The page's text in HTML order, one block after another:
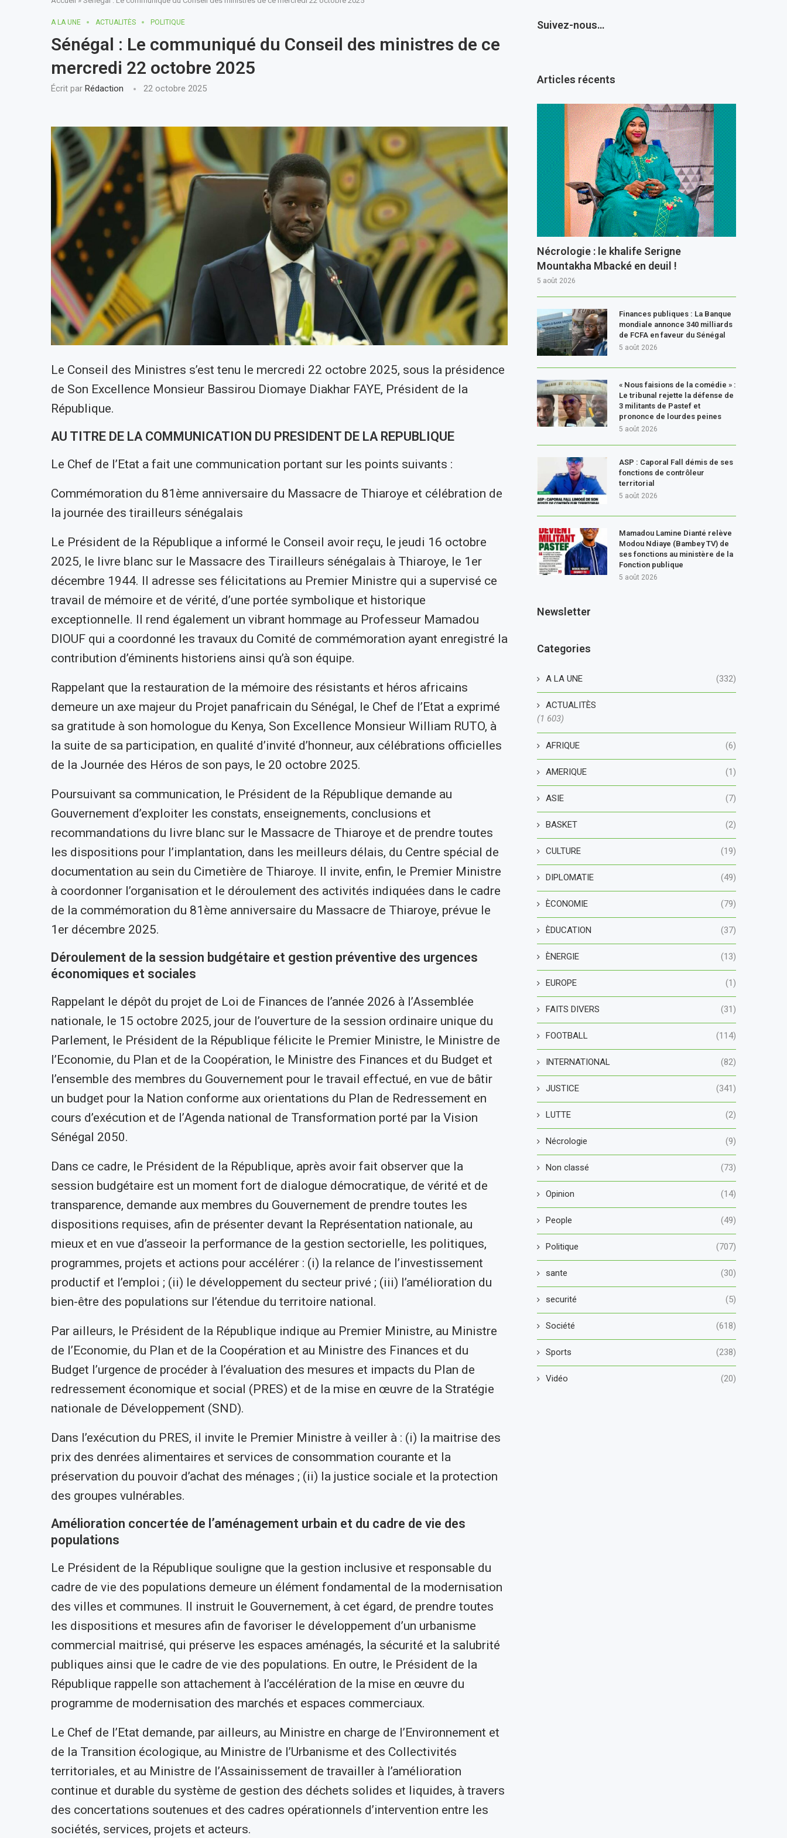
A LA UNE ACTUALITÈS POLITIQUE
Sénégal : Le communiqué du Conseil des ministres de ce
mercredi 22 octobre 2025
Écrit par Rédaction 22 octobre 2025
Le Conseil des Ministres s’est tenu le mercredi 22 octobre 2025, sous la présidence
de Son Excellence Monsieur Bassirou Diomaye Diakhar FAYE, Président de la
République.
AU TITRE DE LA COMMUNICATION DU PRESIDENT DE LA REPUBLIQUE
Le Chef de l’Etat a fait une communication portant sur les points suivants :
Commémoration du 81ème anniversaire du Massacre de Thiaroye et célébration de
la journée des tirailleurs sénégalais
Le Président de la République a informé le Conseil avoir reçu, le jeudi 16 octobre
2025, le livre blanc sur le Massacre des Tirailleurs sénégalais à Thiaroye, le 1er
décembre 1944. Il adresse ses félicitations au Premier Ministre qui a supervisé ce
travail de mémoire et de vérité, d’une portée symbolique et historique
exceptionnelle. Il rend également un vibrant hommage au Professeur Mamadou
DIOUF qui a coordonné les travaux du Comité de commémoration ayant enregistré la
contribution d’éminents historiens ainsi qu’à son équipe.
Rappelant que la restauration de la mémoire des résistants et héros africains
demeure un axe majeur du Projet panafricain du Sénégal, le Chef de l’Etat a exprimé
sa gratitude à son homologue du Kenya, Son Excellence Monsieur William RUTO, à
la suite de sa participation, en qualité d’invité d’honneur, aux célébrations officielles
de la Journée des Héros de son pays, le 20 octobre 2025.
Poursuivant sa communication, le Président de la République demande au
Gouvernement d’exploiter les constats, enseignements, conclusions et
recommandations du livre blanc sur le Massacre de Thiaroye et de prendre toutes
les dispositions pour l’implantation, dans les meilleurs délais, du Centre spécial de
documentation au sein du Cimetière de Thiaroye. Il invite, enfin, le Premier Ministre
à coordonner l’organisation et le déroulement des activités indiquées dans le cadre
de la commémoration du 81ème anniversaire du Massacre de Thiaroye, prévue le
1er décembre 2025.
Déroulement de la session budgétaire et gestion préventive des urgences
économiques et sociales
Rappelant le dépôt du projet de Loi de Finances de l’année 2026 à l’Assemblée
nationale, le 15 octobre 2025, jour de l’ouverture de la session ordinaire unique du
Parlement, le Président de la République félicite le Premier Ministre, le Ministre de
l’Economie, du Plan et de la Coopération, le Ministre des Finances et du Budget et
l’ensemble des membres du Gouvernement pour le travail effectué, en vue de bâtir
un budget pour la Nation conforme aux orientations du Plan de Redressement en
cours d’exécution et de l’Agenda national de Transformation porté par la Vision
Sénégal 2050.
Dans ce cadre, le Président de la République, après avoir fait observer que la
session budgétaire est un moment fort de dialogue démocratique, de vérité et de
transparence, demande aux membres du Gouvernement de prendre toutes les
dispositions requises, afin de présenter devant la Représentation nationale, au
mieux et en vue d’asseoir la performance de la gestion sectorielle, les politiques,
programmes, projets et actions pour accélérer : (i) la relance de l’investissement
productif et l’emploi ; (ii) le développement du secteur privé ; (iii) l’amélioration du
bien-être des populations sur l’étendue du territoire national.
Par ailleurs, le Président de la République indique au Premier Ministre, au Ministre
de l’Economie, du Plan et de la Coopération et au Ministre des Finances et du
Budget l’urgence de procéder à l’évaluation des mesures et impacts du Plan de
redressement économique et social (PRES) et de la mise en œuvre de la Stratégie
nationale de Développement (SND).
Dans l’exécution du PRES, il invite le Premier Ministre à veiller à : (i) la maitrise des
prix des denrées alimentaires et services de consommation courante et la
préservation du pouvoir d’achat des ménages ; (ii) la justice sociale et la protection
des groupes vulnérables.
Amélioration concertée de l’aménagement urbain et du cadre de vie des
populations
Le Président de la République souligne que la gestion inclusive et responsable du
cadre de vie des populations demeure un élément fondamental de la modernisation
des villes et communes. Il instruit le Gouvernement, à cet égard, de prendre toutes
les dispositions et mesures afin de favoriser le développement d’un urbanisme
commercial maitrisé, qui préserve les espaces aménagés, la sécurité et la salubrité
publiques ainsi que le cadre de vie des populations. En outre, le Président de la
République rappelle son attachement à l’accélération de la mise en œuvre du
programme de modernisation des marchés et espaces commerciaux.
Le Chef de l’Etat demande, par ailleurs, au Ministre en charge de l’Environnement et
de la Transition écologique, au Ministre de l’Urbanisme et des Collectivités
territoriales, et au Ministre de l’Assainissement de travailler à l’amélioration
continue et durable du système de gestion des déchets solides et liquides, à travers
des concertations soutenues et des cadres opérationnels d’intervention entre les
sociétés, services, projets et acteurs.
Suivez-nous…
Articles récents
Nécrologie : le khalife Serigne
Mountakha Mbacké en deuil !
5 août 2026
Finances publiques : La Banque
mondiale annonce 340 milliards
de FCFA en faveur du Sénégal
5 août 2026
« Nous faisions de la comédie » :
Le tribunal rejette la défense de
3 militants de Pastef et
prononce de lourdes peines
5 août 2026
ASP : Caporal Fall démis de ses
fonctions de contrôleur
territorial
5 août 2026
Mamadou Lamine Dianté relève
Modou Ndiaye (Bambey TV) de
ses fonctions au ministère de la
Fonction publique
5 août 2026
Newsletter
Categories
A LA UNE (332)
ACTUALITÈS
(1 603)
AFRIQUE (6)
AMERIQUE (1)
ASIE (7)
BASKET (2)
CULTURE (19)
DIPLOMATIE (49)
ÈCONOMIE (79)
ÈDUCATION (37)
ÈNERGIE (13)
EUROPE (1)
FAITS DIVERS (31)
FOOTBALL (114)
INTERNATIONAL (82)
JUSTICE (341)
LUTTE (2)
Nécrologie (9)
Non classé (73)
Opinion (14)
People (49)
Politique (707)
sante (30)
securité (5)
Société (618)
Sports (238)
Vidéo (20)